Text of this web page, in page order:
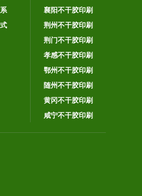
襄阳不干胶印刷
荆州不干胶印刷
荆门不干胶印刷
孝感不干胶印刷
鄂州不干胶印刷
随州不干胶印刷
黄冈不干胶印刷
咸宁不干胶印刷